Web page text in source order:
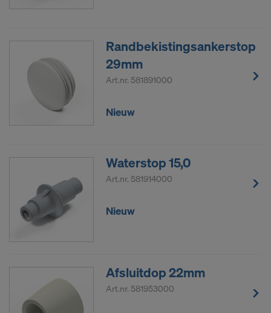
Randbekistingsankerstop
29mm
Art.nr. 581891000
Nieuw
Waterstop 15,0
Art.nr. 581914000
Nieuw
Afsluitdop 22mm
Art.nr. 581953000